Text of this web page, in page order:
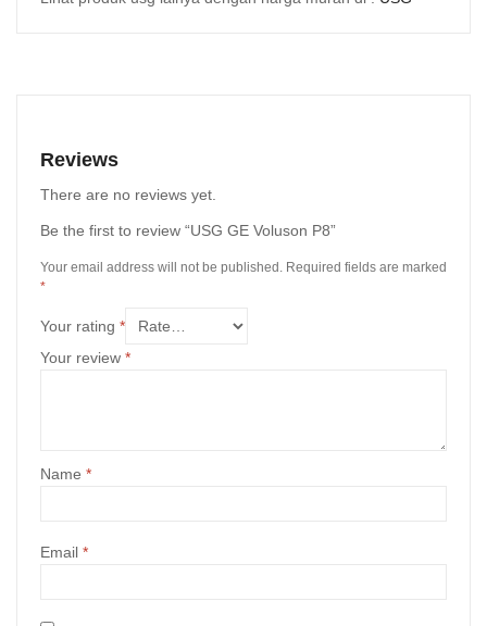
Reviews
There are no reviews yet.
Be the first to review “USG GE Voluson P8”
Your email address will not be published. Required fields are marked
*
Your rating *
Your review *
Name *
Email *